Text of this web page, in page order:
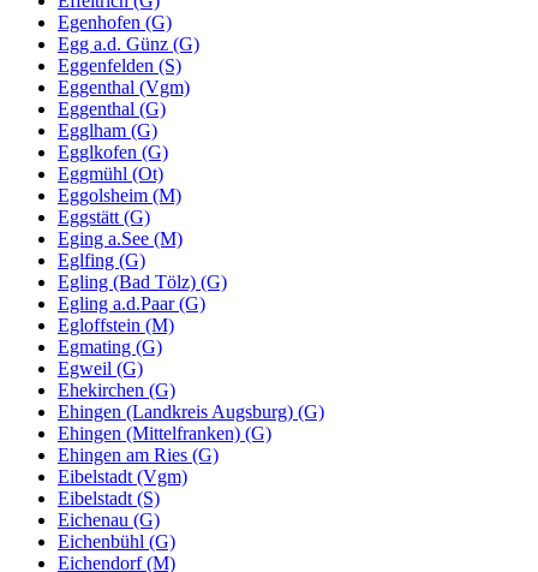
Egenhofen (G)
Egg a.d. Günz (G)
Eggenfelden (S)
Eggenthal (Vgm)
Eggenthal (G)
Egglham (G)
Egglkofen (G)
Eggmühl (Ot)
Eggolsheim (M)
Eggstätt (G)
Eging a.See (M)
Eglfing (G)
Egling (Bad Tölz) (G)
Egling a.d.Paar (G)
Egloffstein (M)
Egmating (G)
Egweil (G)
Ehekirchen (G)
Ehingen (Landkreis Augsburg) (G)
Ehingen (Mittelfranken) (G)
Ehingen am Ries (G)
Eibelstadt (Vgm)
Eibelstadt (S)
Eichenau (G)
Eichenbühl (G)
Eichendorf (M)